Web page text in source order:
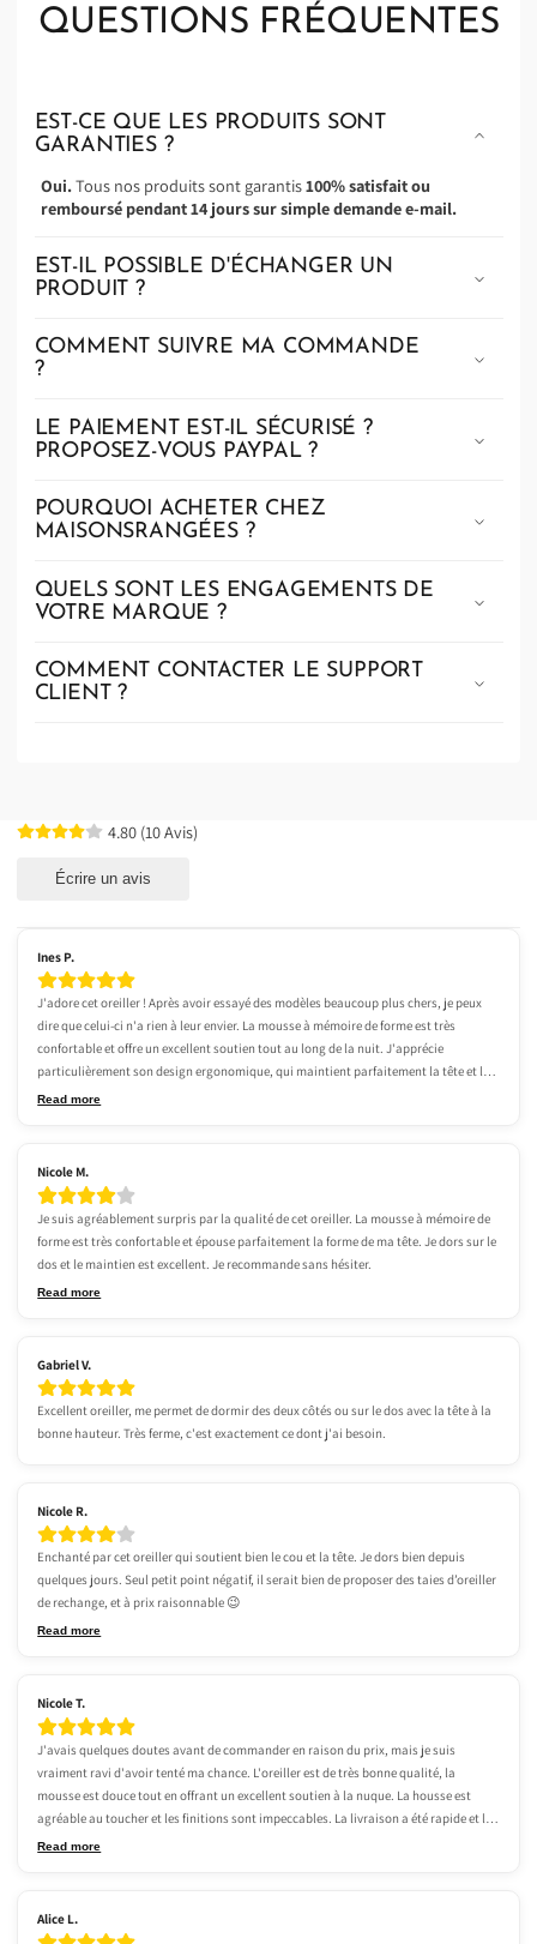
QUESTIONS FRÉQUENTES
EST-CE QUE LES PRODUITS SONT
GARANTIES ?
Oui.Tous nos produits sont garantis100% satisfait ou
remboursé pendant 14 jours sur simple demande e-mail.
EST-IL POSSIBLE D'ÉCHANGER UN
PRODUIT ?
COMMENT SUIVRE MA COMMANDE
?
LE PAIEMENT EST-IL SÉCURISÉ ?
PROPOSEZ-VOUS PAYPAL ?
POURQUOI ACHETER CHEZ
MAISONSRANGÉES ?
QUELS SONT LES ENGAGEMENTS DE
VOTRE MARQUE ?
COMMENT CONTACTER LE SUPPORT
CLIENT ?
4.80(10Avis)
Écrire un avis
Ines P.
J'adore cet oreiller ! Après avoir essayé des modèles beaucoup plus chers, je peux
dire que celui-ci n'a rien à leur envier. La mousse à mémoire de forme est très
confortable et offre un excellent soutien tout au long de la nuit. J'apprécie
particulièrement son design ergonomique, qui maintient parfaitement la tête et la
nuque lorsque je dors sur le dos. Si vous recherchez un oreiller de qualité à un
Read more
Nicole M.
Je suis agréablement surpris par la qualité de cet oreiller. La mousse à mémoire de
forme est très confortable et épouse parfaitement la forme de ma tête. Je dors sur le
dos et le maintien est excellent. Je recommande sans hésiter.
Read more
Gabriel V.
Excellent oreiller, me permet de dormir des deux côtés ou sur le dos avec la tête à la
bonne hauteur. Très ferme, c'est exactement ce dont j'ai besoin.
Nicole R.
Enchanté par cet oreiller qui soutient bien le cou et la tête. Je dors bien depuis
quelques jours. Seul petit point négatif, il serait bien de proposer des taies d’oreiller
de rechange, et à prix raisonnable 😉
Read more
Nicole T.
J'avais quelques doutes avant de commander en raison du prix, mais je suis
vraiment ravi d'avoir tenté ma chance. L'oreiller est de très bonne qualité, la
mousse est douce tout en offrant un excellent soutien à la nuque. La housse est
agréable au toucher et les finitions sont impeccables. La livraison a été rapide et le
produit est arrivé parfaitement emballé. Je suis entièrement satisfait de mon achat
Read more
Alice L.